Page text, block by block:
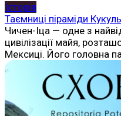
Історія
Таємниці піраміди
Чичен-Іца — одне з
цивілізації майя,
Мексиці. Його головна